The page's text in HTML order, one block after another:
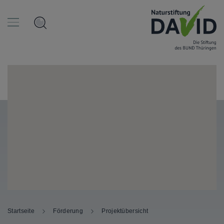
Startseite Förderung Projektübersicht